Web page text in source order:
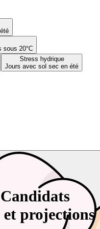
sous 20°C
Stress hydrique
Jours avec sol sec en été
et projections